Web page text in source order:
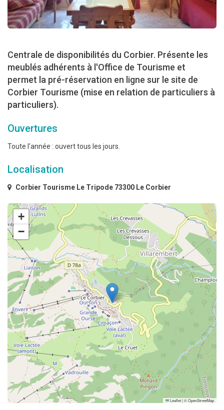
Centrale de disponibilités du Corbier. Présente les
meublés adhérents à l'Office de Tourisme et
permet la pré-réservation en ligne sur le site de
Corbier Tourisme (mise en relation de particuliers à
particuliers).
Ouvertures
Toute l’année : ouvert tous les jours.
Localisation
Corbier Tourisme Le Tripode 73300 Le Corbier
+
−
Leaflet|©OpenStreetMap